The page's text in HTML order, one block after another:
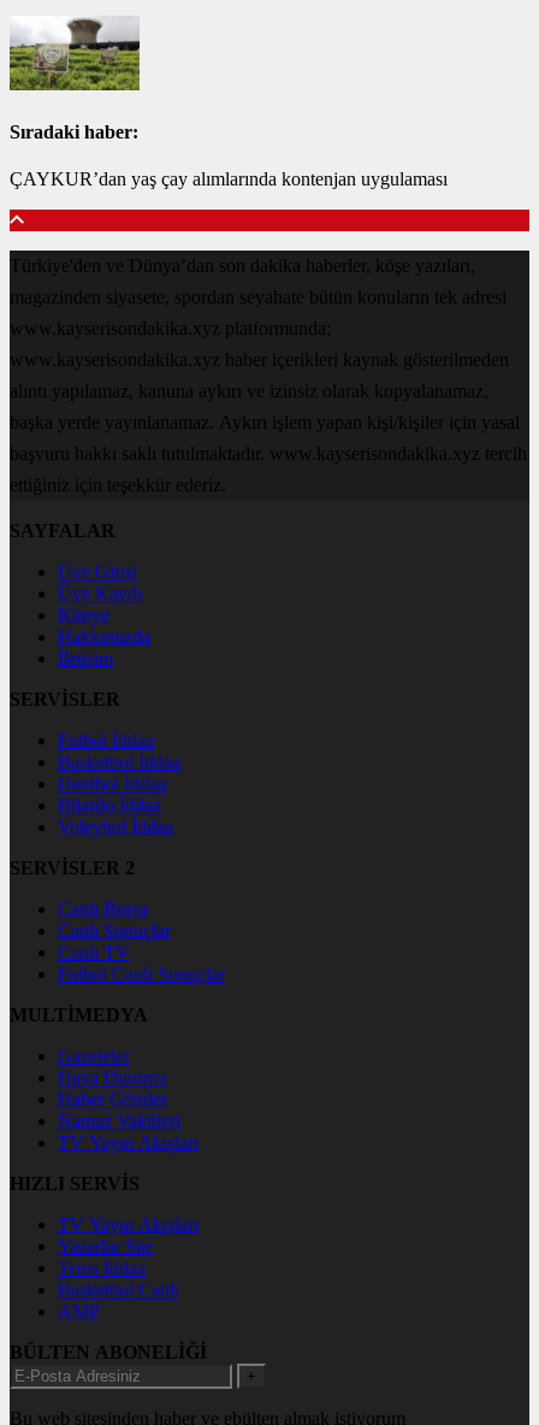
Sıradaki haber:
ÇAYKUR’dan yaş çay alımlarında kontenjan uygulaması
Türkiye'den ve Dünya’dan son dakika haberler, köşe yazıları,
magazinden siyasete, spordan seyahate bütün konuların tek adresi
www.kayserisondakika.xyz platformunda;
www.kayserisondakika.xyz haber içerikleri kaynak gösterilmeden
alıntı yapılamaz, kanuna aykırı ve izinsiz olarak kopyalanamaz,
başka yerde yayınlanamaz. Aykırı işlem yapan kişi/kişiler için yasal
başvuru hakkı saklı tutulmaktadır. www.kayserisondakika.xyz tercih
ettiğiniz için teşekkür ederiz.
SAYFALAR
Üye Girişi
Üye Kaydı
Künye
Hakkımızda
İletişim
SERVİSLER
Futbol İddaa
Basketbol İddaa
Hentbol İddaa
Bilardo İddaa
Voleybol İddaa
SERVİSLER 2
Canlı Borsa
Canlı Sonuçlar
Canlı TV
Futbol Canlı Sonuçlar
MULTİMEDYA
Gazeteler
Hava Durumu
Haber Gönder
Namaz Vakitleri
TV Yayın Akışları
HIZLI SERVİS
TV Yayın Akışları
Yazarlar Site
Tenis İddaa
Basketbol Canlı
AMP
BÜLTEN ABONELİĞİ
+
Bu web sitesinden haber ve ebülten almak istiyorum